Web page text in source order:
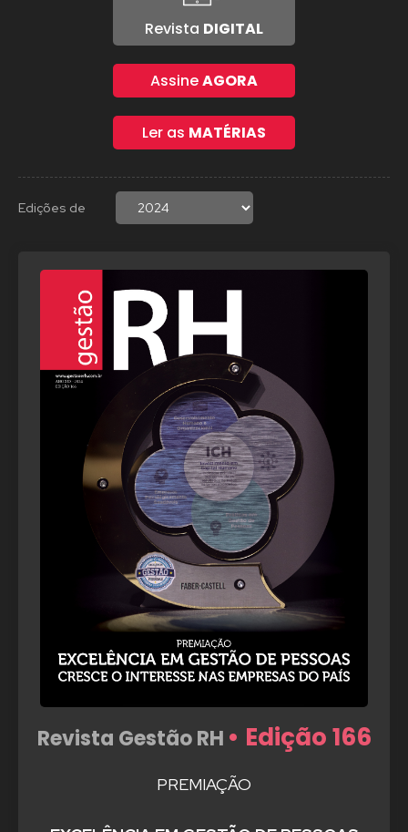
Revista DIGITAL
AssineAGORA
Ler as MATÉRIAS
Edições de
Revista Gestão RH • Edição 166
PREMIAÇÃO